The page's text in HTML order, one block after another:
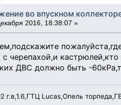
во впускном
2016, 18:38:07 »
с черепахой,и
ДВС должно быть -
г.в,1.6,ГТЦ Lucas,Опель